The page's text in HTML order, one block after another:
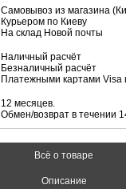
Самовывоз из магазина
Курьером по Киеву
На склад Новой почты
Наличный расчёт
Безналичный расчёт
Платежными картами Visa
12 месяцев.
Обмен/возврат в течении
Всё о товаре
Описание